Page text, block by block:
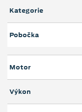
Kategorie
Pobočka
Motor
Výkon